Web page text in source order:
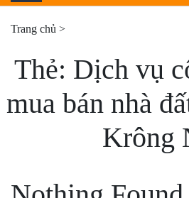
Trang chủ >
Thẻ: Dịch vụ
mua bán nhà
Krông